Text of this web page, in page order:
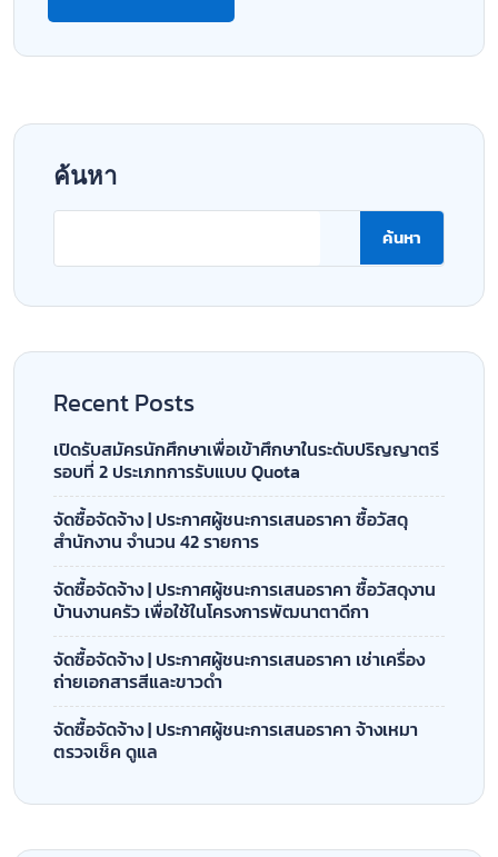
ค้นหา
ค้นหา
Recent Posts
เปิดรับสมัครนักศึกษาเพื่อเข้าศึกษาในระดับปริญญาตรี
รอบที่ 2 ประเภทการรับแบบ Quota
จัดซื้อจัดจ้าง | ประกาศผู้ชนะการเสนอราคา ซื้อวัสดุ
สำนักงาน จำนวน 42 รายการ
จัดซื้อจัดจ้าง | ประกาศผู้ชนะการเสนอราคา ซื้อวัสดุงาน
บ้านงานครัว เพื่อใช้ในโครงการพัฒนาตาดีกา
จัดซื้อจัดจ้าง | ประกาศผู้ชนะการเสนอราคา เช่าเครื่อง
ถ่ายเอกสารสีและขาวดำ
จัดซื้อจัดจ้าง | ประกาศผู้ชนะการเสนอราคา จ้างเหมา
ตรวจเช็ค ดูแล